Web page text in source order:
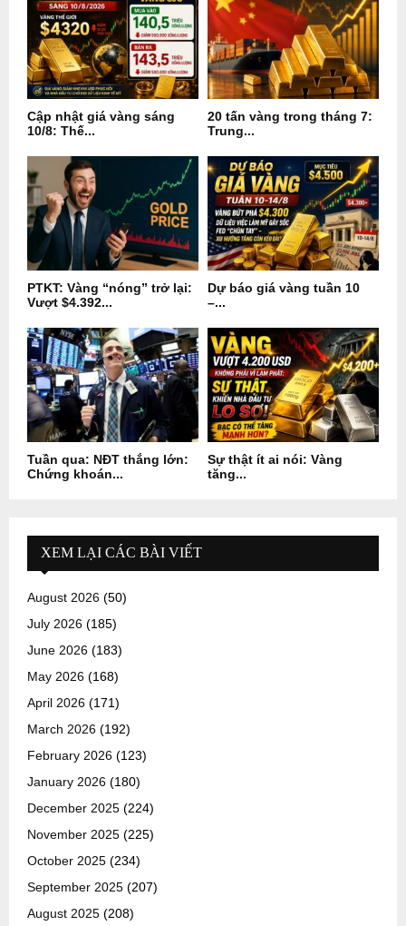
Cập nhật giá vàng sáng
10/8: Thế...
20 tấn vàng trong tháng 7:
Trung...
PTKT: Vàng “nóng” trở lại:
Vượt $4.392...
Dự báo giá vàng tuần 10
–...
Tuần qua: NĐT thắng lớn:
Chứng khoán...
Sự thật ít ai nói: Vàng
tăng...
XEM LẠI CÁC BÀI VIẾT
August 2026 (50)
July 2026 (185)
June 2026 (183)
May 2026 (168)
April 2026 (171)
March 2026 (192)
February 2026 (123)
January 2026 (180)
December 2025 (224)
November 2025 (225)
October 2025 (234)
September 2025 (207)
August 2025 (208)